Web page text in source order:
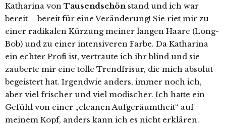
Katharina von Tausendschön stand und ich war
bereit – bereit für eine Veränderung! Sie riet mir zu
einer radikalen Kürzung meiner langen Haare (Long-
Bob) und zu einer intensiveren Farbe. Da Katharina
ein echter Profi ist, vertraute ich ihr blind und sie
zauberte mir eine tolle Trendfrisur, die mich absolut
begeistert hat. Irgendwie anders, immer noch ich,
aber viel frischer und viel modischer. Ich hatte ein
Gefühl von einer „cleanen Aufgeräumtheit“ auf
meinem Kopf, anders kann ich es nicht erklären.